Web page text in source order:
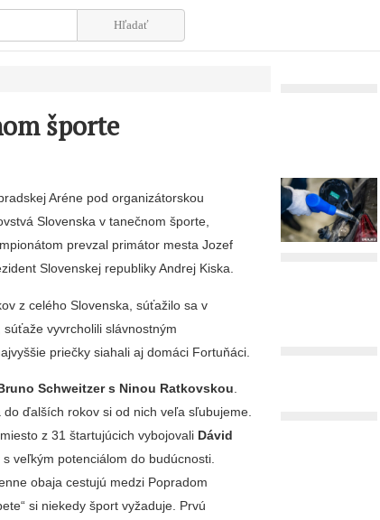
športe
Aréne pod organizátorskou
Slovenska v tanečnom športe,
prevzal primátor mesta Jozef
Slovenskej republiky Andrej Kiska.
z celého Slovenska, súťažilo sa v
vyvrcholili slávnostným
priečky siahali aj domáci Fortuňáci.
Schweitzer s Ninou Ratkovskou
ďalších rokov si od nich veľa sľubujeme.
z 31 štartujúcich vybojovali Dávid
s veľkým potenciálom do budúcnosti.
obaja cestujú medzi Popradom
si niekedy šport vyžaduje. Prvú